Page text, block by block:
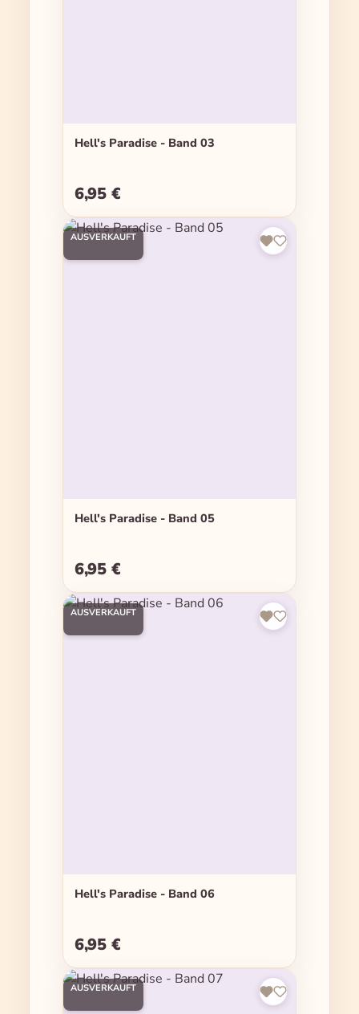
Hell's Paradise - Band 03
Regulärer Preis:
6,95 €
AUSVERKAUFT
Hell's Paradise - Band 05
Regulärer Preis:
6,95 €
AUSVERKAUFT
Hell's Paradise - Band 06
Regulärer Preis:
6,95 €
AUSVERKAUFT